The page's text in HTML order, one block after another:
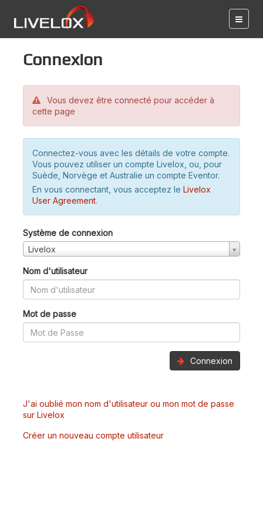
Connexion
Vous devez être connecté pour accéder à
cette page
Connectez-vous avec les détails de votre compte.
Vous pouvez utiliser un compte Livelox, ou, pour
Suède, Norvège et Australie un compte Eventor.
En vous connectant, vous acceptez le Livelox
User Agreement.
Système de connexion
Livelox
Nom d'utilisateur
Mot de passe
Connexion
J'ai oublié mon nom d'utilisateur ou mon mot de passe
sur Livelox
Créer un nouveau compte utilisateur